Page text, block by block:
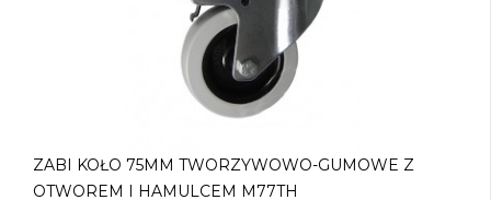
ZABI KOŁO 75MM TWORZYWOWO-GUMOWE Z
OTWOREM I HAMULCEM M77TH